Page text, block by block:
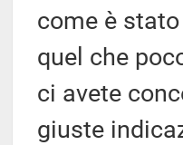
come è
quel che
ci avete
giuste